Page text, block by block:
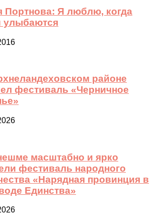
Портнова: Я люблю, когда
улыбаются
районе
фестиваль «Черничное
масштабно и ярко
фестиваль народного
«Нарядная провинция в
Единства»